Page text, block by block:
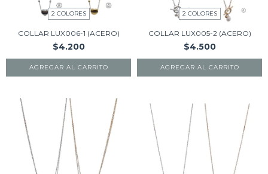
2 COLORES
COLLAR LUX006-1 (ACERO)
$4.200
AGREGAR AL CARRITO
2 COLORES
COLLAR LUX005-2 (ACERO)
$4.500
AGREGAR AL CARRITO